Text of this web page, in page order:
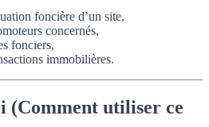
foncière d’un site,
concernés,
fonciers,
immobilières.
(Comment utiliser ce